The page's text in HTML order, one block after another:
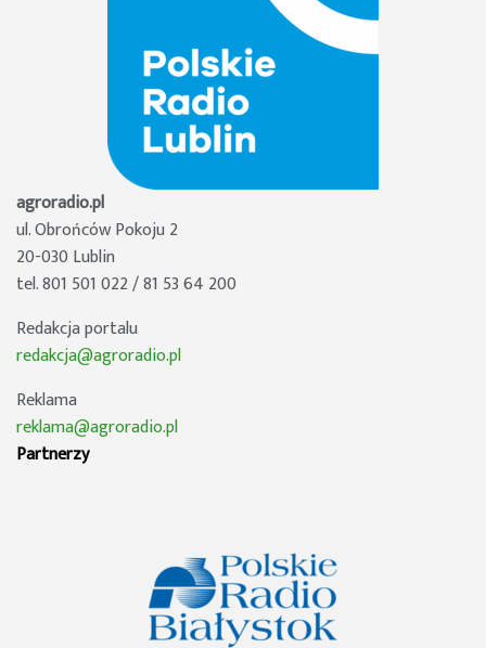
agroradio.pl
ul. Obrońców Pokoju 2
20-030 Lublin
tel. 801 501 022 / 81 53 64 200
Redakcja portalu
redakcja@agroradio.pl
Reklama
reklama@agroradio.pl
Partnerzy